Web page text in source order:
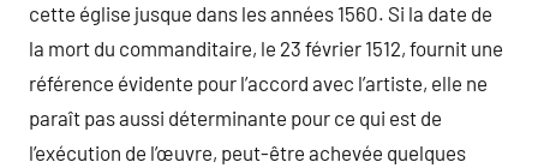
cette église jusque dans les années 1560. Si la date de
la mort du commanditaire, le 23 février 1512, fournit une
référence évidente pour l’accord avec l’artiste, elle ne
paraît pas aussi déterminante pour ce qui est de
l’exécution de l’œuvre, peut-être achevée quelques